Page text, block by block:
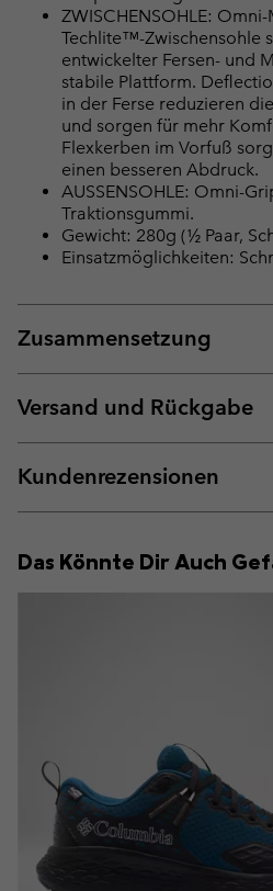
ZWISCHENSOHLE:
Techlite™-Zwischensohle
entwickelter Fersen- und
stabile Plattform.
in der Ferse reduzieren
und sorgen für mehr
Flexkerben im Vorfuß
einen besseren Abdruck.
AUSSENSOHLE: Omni-
Traktionsgummi.
Gewicht: 280g (½ Paar,
Einsatzmöglichkeiten:
Zusammensetzung
Versand und Rückgabe
Kundenrezensionen
Das Könnte Dir Auch